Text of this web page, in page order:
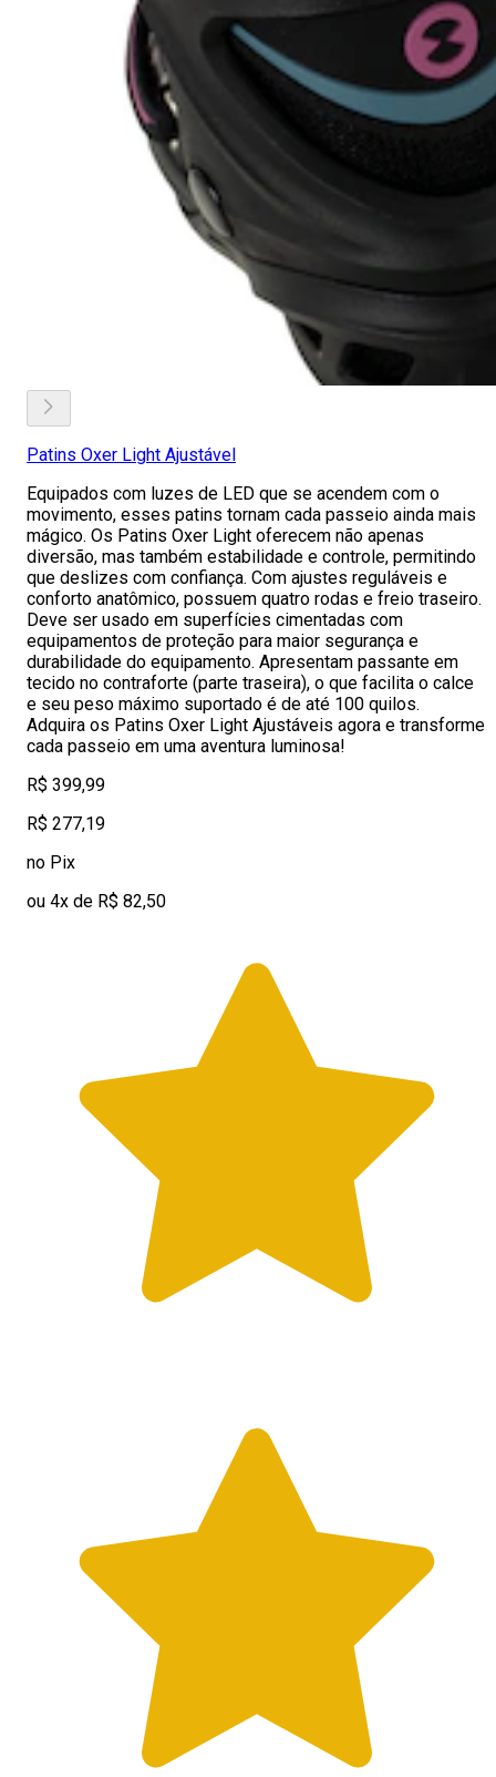
Patins Oxer Light Ajustável
Equipados com luzes de LED que se acendem com o
movimento, esses patins tornam cada passeio ainda mais
mágico. Os Patins Oxer Light oferecem não apenas
diversão, mas também estabilidade e controle, permitindo
que deslizes com confiança. Com ajustes reguláveis e
conforto anatômico, possuem quatro rodas e freio traseiro.
Deve ser usado em superfícies cimentadas com
equipamentos de proteção para maior segurança e
durabilidade do equipamento. Apresentam passante em
tecido no contraforte (parte traseira), o que facilita o calce
e seu peso máximo suportado é de até 100 quilos.
Adquira os Patins Oxer Light Ajustáveis agora e transforme
cada passeio em uma aventura luminosa!
R$ 399,99
R$ 277,19
no Pix
ou 4x de R$ 82,50